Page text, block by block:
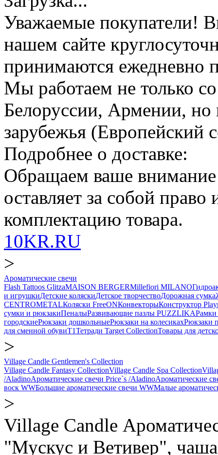
Уважаемые покупатели!
нашем сайте
принимаются ежедневно
Мы работаем не только
Белоруссии, Армении, но
зарубежья
Подробнее о доставке:
Обращаем ваше внимание
оставляет за собой
комплектацию товара.
10KR.RU
>
Ароматические свечи
Flash Tattoos GlitzaMAISON BERGERMillefiori MILANO
и игрушкиДетские коляскиДетское творчествоДорожная сумка
CENTROMETALКоляски FreeONКонвекторыКонструктор
сумки и рюкзакиПеналыРазвивающие пазлы PUZZLIKAРамки
городскиеРюкзаки дошкольныеРюкзаки на колесикахРюкзаки
для сменной обувиТ1Тетради Target CollectionТовары для
>
Village Candle Gentlemen's Collection
Village Candle Fantasy CollectionVillage Candle Spa Collection
/AladinoАроматические свечи Price`s /AladinoАроматические
воск WWБольшие ароматические свечи WWМалые
>
Village Candle
"Мускус и Ветивер",